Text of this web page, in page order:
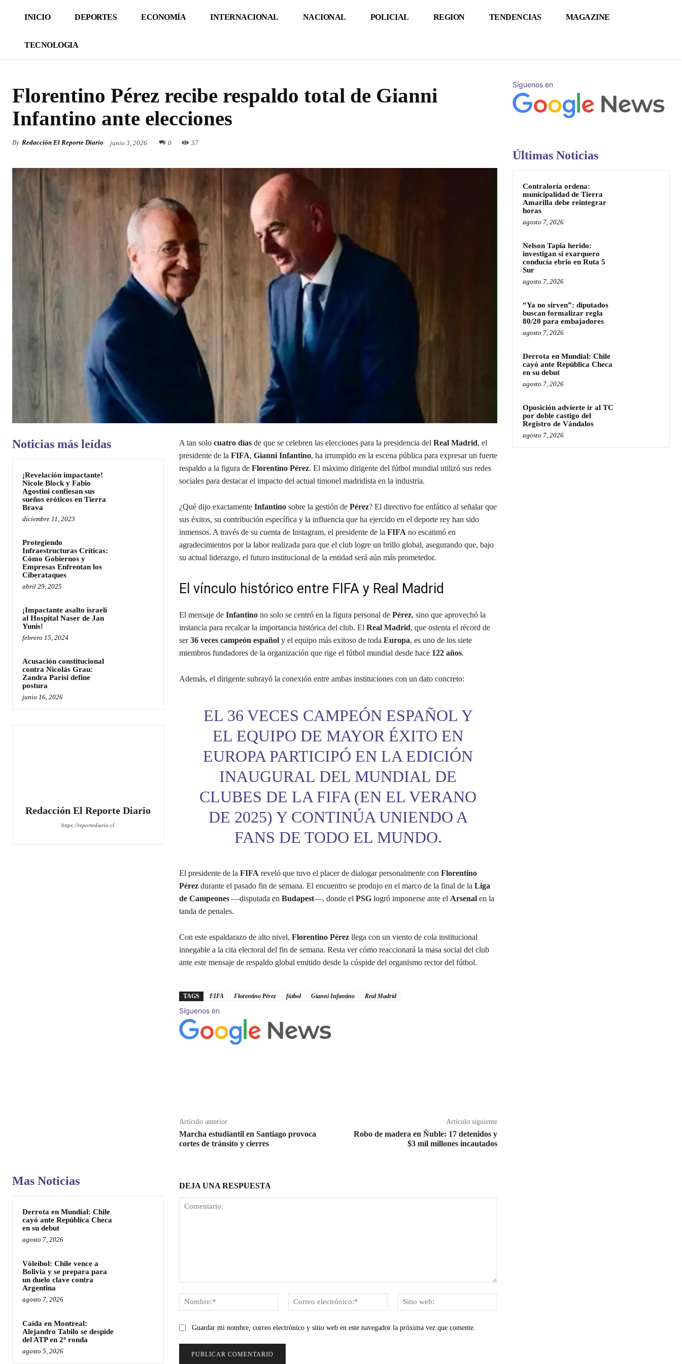
INICIO DEPORTES ECONOMÍA INTERNACIONAL NACIONAL POLICIAL REGION TENDENCIAS MAGAZINE
TECNOLOGIA
Florentino Pérez recibe respaldo total de Gianni
Infantino ante elecciones
By Redacción El Reporte Diario junio 3, 2026 0 57
Noticias más leídas
¡Revelación impactante!
Nicole Block y Fabio
Agostini confiesan sus
sueños eróticos en Tierra
Brava
diciembre 11, 2023
Protegiendo
Infraestructuras Críticas:
Cómo Gobiernos y
Empresas Enfrentan los
Ciberataques
abril 29, 2025
¡Impactante asalto israelí
al Hospital Naser de Jan
Yunis!
febrero 15, 2024
Acusación constitucional
contra Nicolás Grau:
Zandra Parisi define
postura
junio 16, 2026
Redacción El Reporte Diario
https://reportediario.cl
A tan solo cuatro díasde que se celebren las elecciones para la presidencia del Real Madrid, el
presidente de la FIFA, Gianni Infantino, ha irrumpido en la escena pública para expresar un fuerte
respaldo a la figura de Florentino Pérez. El máximo dirigente del fútbol mundial utilizó sus redes
sociales para destacar el impacto del actual timonel madridista en la industria.
¿Qué dijo exactamente Infantinosobre la gestión de Pérez? El directivo fue enfático al señalar que
sus éxitos, su contribución específica y la influencia que ha ejercido en el deporte rey han sido
inmensos. A través de su cuenta de Instagram, el presidente de la FIFAno escatimó en
agradecimientos por la labor realizada para que el club logre un brillo global, asegurando que, bajo
su actual liderazgo, el futuro institucional de la entidad será aún más prometedor.
El vínculo histórico entre FIFA y Real Madrid
El mensaje de Infantinono solo se centró en la figura personal de Pérez, sino que aprovechó la
instancia para recalcar la importancia histórica del club. El Real Madrid, que ostenta el récord de
ser36 veces campeón españoly el equipo más exitoso de toda Europa, es uno de los siete
miembros fundadores de la organización que rige el fútbol mundial desde hace 122 años.
Además, el dirigente subrayó la conexión entre ambas instituciones con un dato concreto:
EL 36 VECES CAMPEÓN ESPAÑOL Y
EL EQUIPO DE MAYOR ÉXITO EN
EUROPA PARTICIPÓ EN LA EDICIÓN
INAUGURAL DEL MUNDIAL DE
CLUBES DE LA FIFA (EN EL VERANO
DE 2025) Y CONTINÚA UNIENDO A
FANS DE TODO EL MUNDO.
El presidente de la FIFAreveló que tuvo el placer de dialogar personalmente con Florentino
Pérezdurante el pasado fin de semana. El encuentro se produjo en el marco de la final de la Liga
de Campeones—disputada en Budapest—, donde el PSGlogró imponerse ante el Arsenalen la
tanda de penales.
Con este espaldarazo de alto nivel, Florentino Pérezllega con un viento de cola institucional
innegable a la cita electoral del fin de semana. Resta ver cómo reaccionará la masa social del club
ante este mensaje de respaldo global emitido desde la cúspide del organismo rector del fútbol.
TAGS FIFA Florentino Pérez fútbol Gianni Infantino Real Madrid
Síguenos en
Artículo anterior
Marcha estudiantil en Santiago provoca
cortes de tránsito y cierres
Artículo siguiente
Robo de madera en Ñuble: 17 detenidos y
$3 mil millones incautados
Mas Noticias
Derrota en Mundial: Chile
cayó ante República Checa
en su debut
agosto 7, 2026
Vóleibol: Chile vence a
Bolivia y se prepara para
un duelo clave contra
Argentina
agosto 7, 2026
Caída en Montreal:
Alejandro Tabilo se despide
del ATP en 2ª ronda
agosto 5, 2026
DEJA UNA RESPUESTA
Nombre:*
Correo
electrónico:*
web:
Guardar mi nombre, correo electrónico y sitio web en este navegador la próxima vez que comente.
Síguenos en
Últimas Noticias
Contraloría ordena:
municipalidad de Tierra
Amarilla debe reintegrar
horas
agosto 7, 2026
Nelson Tapia herido:
investigan si exarquero
conducía ebrio en Ruta 5
Sur
agosto 7, 2026
“Ya no sirven”: diputados
buscan formalizar regla
80/20 para embajadores
agosto 7, 2026
Derrota en Mundial: Chile
cayó ante República Checa
en su debut
agosto 7, 2026
Oposición advierte ir al TC
por doble castigo del
Registro de Vándalos
agosto 7, 2026